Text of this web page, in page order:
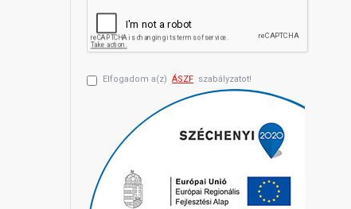
Elfogadom a(z) ÁSZF szabályzatot!